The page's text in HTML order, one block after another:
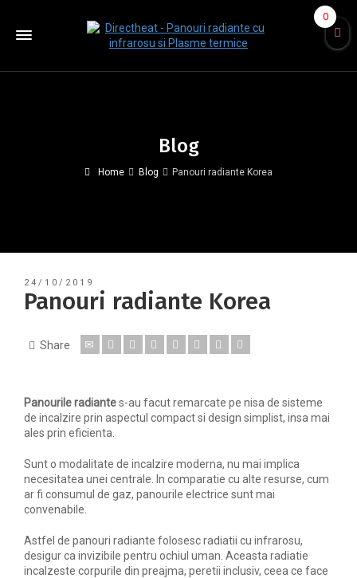
Blog
Home Blog Panouri radiante Korea
24/10/2019
Panouri radiante Korea
Share
Panourile radiantes-au facut remarcate pe nisa de sisteme
de incalzire prin aspectul compact si design simplist, insa mai
ales prin eficienta.
Sunt o modalitate de incalzire moderna, nu mai implica
necesitatea unei centrale. In comparatie cu alte resurse, cum
ar fi consumul de gaz, panourile electrice sunt mai
convenabile.
Astfel de panouri radiante folosesc radiatii cu infrarosu,
desigur ca invizibile pentru ochiul uman. Aceasta radiatie
incalzeste corpurile din preajma, peretii inclusiv, ceea ce face
0